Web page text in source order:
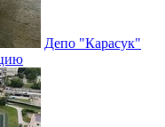
Депо "Карасук"